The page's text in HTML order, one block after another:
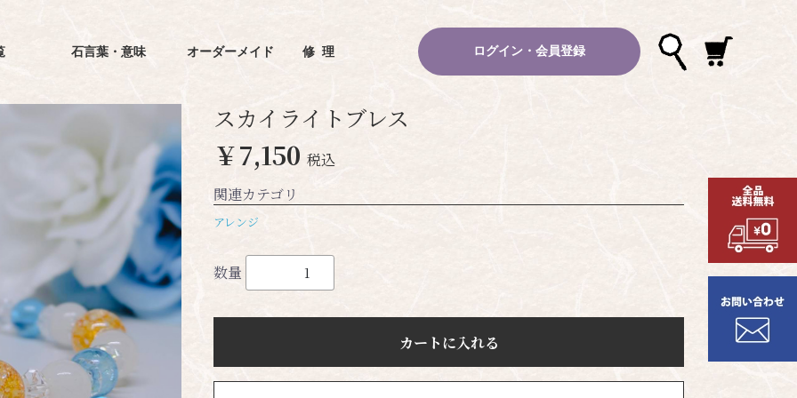
石言葉・意味 オーダーメイド 修理 ログイン・会員登録
スカイライトブレス
￥7,150 税込
関連カテゴリ
アレンジ
数量
カートに入れる